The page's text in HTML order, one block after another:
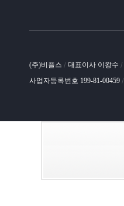
(주)비플스 / 대표이사 이왕수 /
사업자등록번호 199-81-00459 /